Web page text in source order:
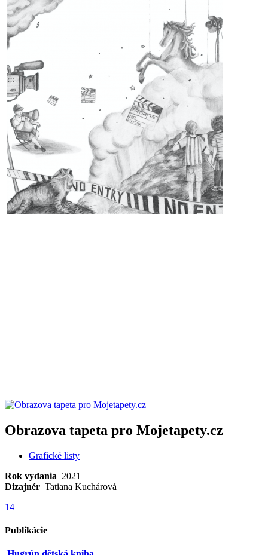
Obrazova tapeta pro Mojetapety.cz
Grafické listy
Rok vydania 2021
Dizajnér Tatiana Kuchárová
14
Publikácie